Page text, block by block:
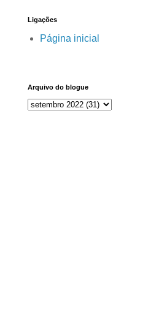
Ligações
Página inicial
Arquivo do blogue